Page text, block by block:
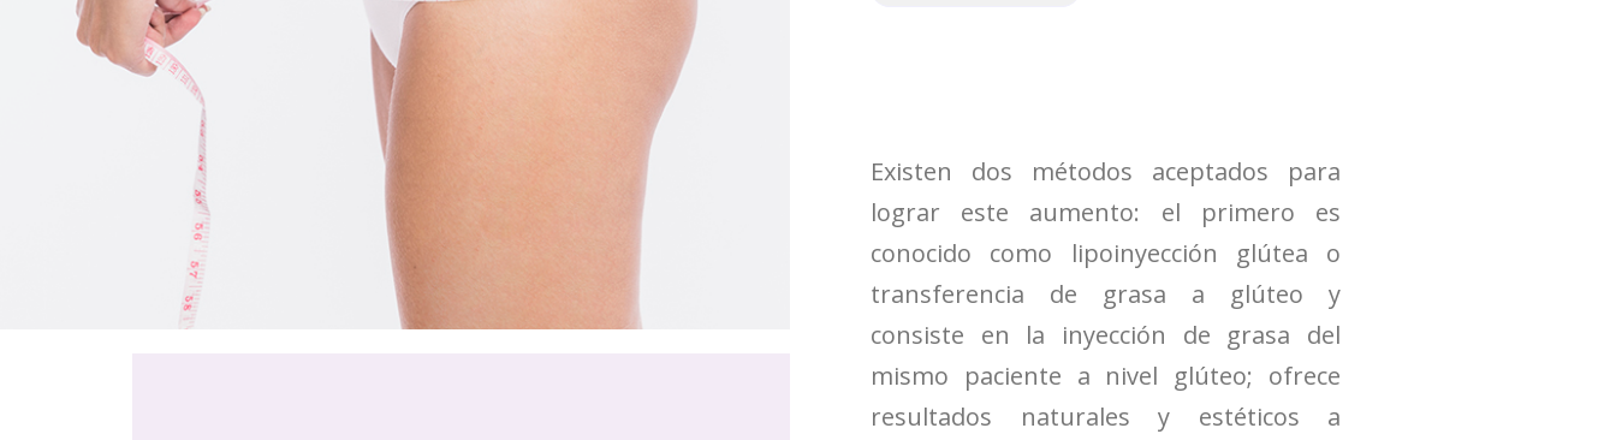
Existen dos métodos aceptados para
lograr este aumento: el primero es
conocido como lipoinyección glútea o
transferencia de grasa a glúteo y
consiste en la inyección de grasa del
mismo paciente a nivel glúteo; ofrece
resultados naturales y estéticos a